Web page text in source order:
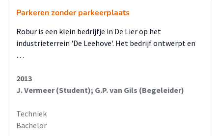
tussen de strongback en de bundel ontworpen. Door middel
van een vormgesloten haak kan de bundel overeind gehesen
Door de mogelijkheid om het frame te hergebruiken kan er
aanzienlijk op de kosten voor het plaatsen van de bundels
Parkeren zonder parkeerplaats
Robur is een klein bedrijfje in De Lier op het
industrieterrein 'De Leehove'. Het bedrijf ontwerpt en
…
2013
J. Vermeer (Student); G.P. van Gils (Begeleider)
Techniek
Bachelor